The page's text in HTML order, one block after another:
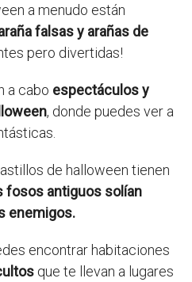
a menudo están
falsas y arañas de
pero divertidas!
a cabo espectáculos y
, donde puedes ver a
de halloween tienen
fosos antiguos solían
enemigos.
encontrar habitaciones
que te llevan a lugares